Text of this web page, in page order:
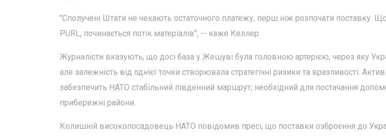
"Сполучені Штати не чекають остаточного платежу, перш ніж розпочати поставку.
PURL, починається потік матеріалів", -- каже Келлер.
Журналісти вказують, що досі база у Жешуві була головною артерією, через яку
але залежність від однієї точки створювала стратегічні ризики та вразливості.
забезпечить НАТО стабільний південний маршрут, необхідний для постачання
прибережні райони.
Колишній високопосадовець НАТО повідомив пресі, що поставки озброєння до